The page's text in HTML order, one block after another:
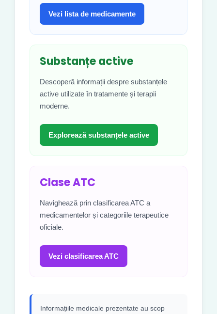
Vezi lista de medicamente
Substanțe active
Descoperă informații despre substanțele
active utilizate în tratamente și terapii
moderne.
Explorează substanțele active
Clase ATC
Navighează prin clasificarea ATC a
medicamentelor și categoriile terapeutice
oficiale.
Vezi clasificarea ATC
Informațiile medicale prezentate au scop